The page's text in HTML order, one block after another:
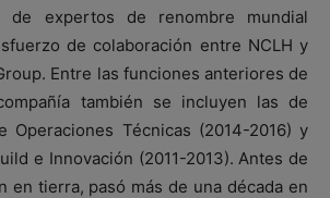
de expertos de renombre mundial
de colaboración entre NCLH y
Entre las funciones anteriores de
también se incluyen las de
Operaciones Técnicas (2014-2016) y
e Innovación (2011-2013). Antes de
en tierra, pasó más de una década en